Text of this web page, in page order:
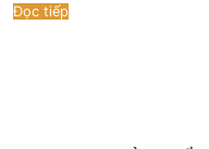
Đọc tiếp